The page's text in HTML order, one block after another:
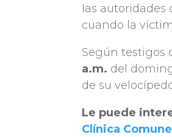
las
cuando la
Según testigos
a.m. del
de su
Le puede
Clínica